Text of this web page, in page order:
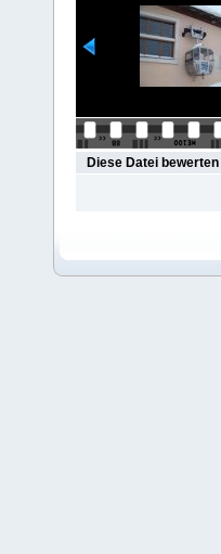
Diese Datei bewerten